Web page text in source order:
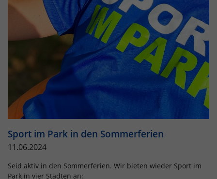
Sport im Park in den Sommerferien
11.06.2024
Seid aktiv in den Sommerferien. Wir bieten wieder Sport im
Park in vier Städten an: